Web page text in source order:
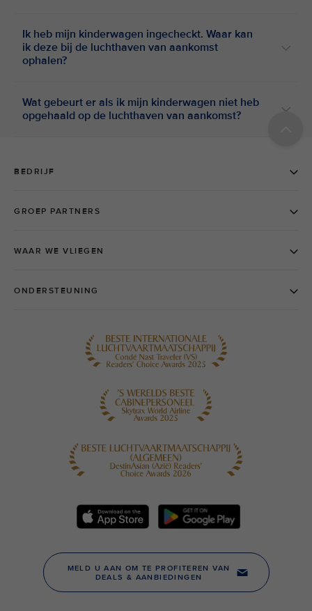
Ik heb mijn kinderwagen ingecheckt. Waar kan
ik deze bij de luchthaven van aankomst
ophalen?
Wat gebeurt er als ik mijn kinderwagen niet heb
opgehaald op de luchthaven van aankomst?